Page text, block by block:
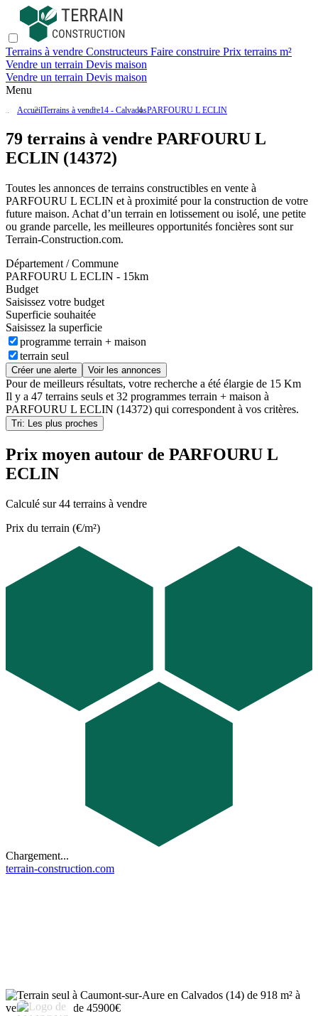
Terrains à vendre Constructeurs Faire construire Prix terrains m²
Vendre un terrain Devis maison
Vendre un terrain Devis maison
Menu
AccueilTerrains à vendre14 - CalvadosPARFOURU L ECLIN
79 terrains à vendre PARFOURU L
ECLIN (14372)
Toutes les annonces de terrains constructibles en vente à
PARFOURU L ECLIN et à proximité pour la construction de votre
future maison. Achat d’un terrain en lotissement ou isolé, une petite
ou grande parcelle, les meilleures opportunités foncières sont sur
Terrain-Construction.com.
Département / Commune
PARFOURU L ECLIN - 15km
Budget
Saisissez votre budget
Superficie souhaitée
Saisissez la superficie
programme terrain + maison
terrain seul
Créer une alerte Voir les annonces
Pour de meilleurs résultats, votre recherche a été élargie de 15 Km
Il y a 47 terrains seuls et 32 programmes terrain + maison à
PARFOURU L ECLIN (14372) qui correspondent à vos critères.
Tri: Les plus proches
Prix moyen autour de PARFOURU L
ECLIN
Calculé sur 44 terrains à vendre
Prix du terrain (€/m²)
Chargement...
terrain-construction.com